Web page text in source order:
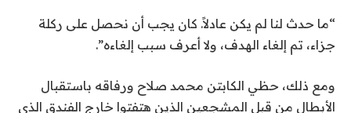
“ما حدث لنا لم يكن عادلاً. كان يجب أن نحصل على ركلة
جزاء، تم إلغاء الهدف، ولا أعرف سبب إلغاءه”.
ومع ذلك، حظي الكابتن محمد صلاح ورفاقه باستقبال
الأبطال من قبل المشجعين الذين هتفتوا خارج الفندق الذي